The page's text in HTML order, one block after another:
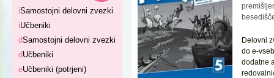
iSamostojni delovni zvezki
iUčbeniki
dSamostojni delovni zvezki
dUčbeniki
eUčbeniki (potrjeni)
Delovni
do e-
dodatne